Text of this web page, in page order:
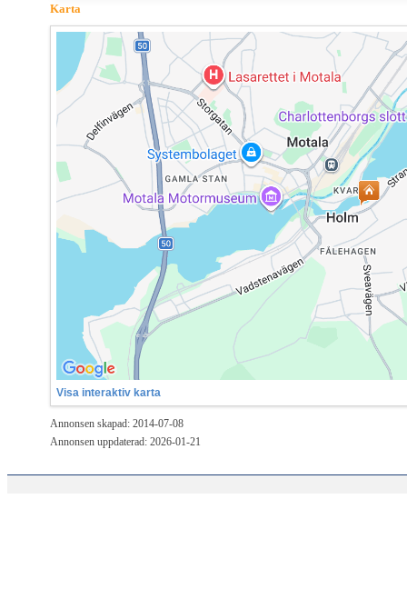
Karta
Visa interaktiv karta
Annonsen skapad: 2014-07-08
Annonsen uppdaterad: 2026-01-21